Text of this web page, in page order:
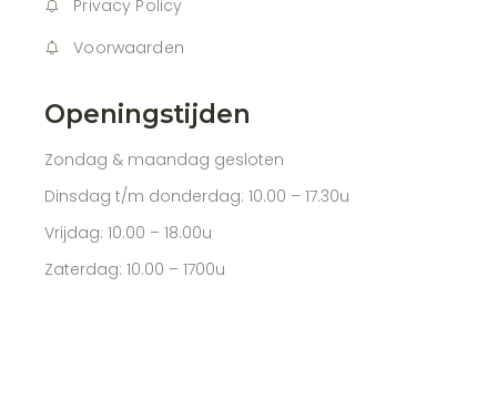
Privacy Policy
Voorwaarden
Openingstijden
Zondag & maandag gesloten
Dinsdag t/m donderdag: 10.00 – 17.30u
Vrijdag: 10.00 – 18.00u
Zaterdag: 10.00 – 1700u